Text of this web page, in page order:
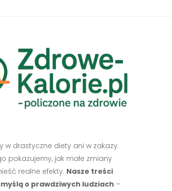
w drastyczne diety ani w zakazy.
pokazujemy, jak małe zmiany
realne efekty. Nasze treści
o prawdziwych ludziach –